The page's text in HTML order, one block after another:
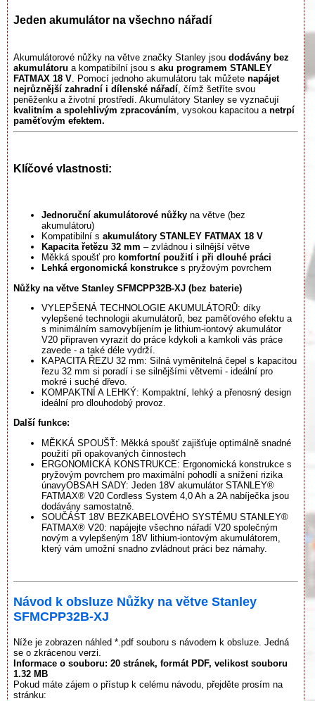
Jeden akumulátor na všechno nářadí
Akumulátorové nůžky na větve značky Stanley jsou dodávány bez
akumulátoru a kompatibilní jsou s aku programem STANLEY
FATMAX 18 V. Pomocí jednoho akumulátoru tak můžete napájet
nejrůznější zahradní i dílenské nářadí, čímž šetříte svou
peněženku a životní prostředí. Akumulátory Stanley se vyznačují
kvalitním a spolehlivým zpracováním, vysokou kapacitou a netrpí
paměťovým efektem.
Klíčové vlastnosti:
Jednoruční akumulátorové nůžky na větve (bez
akumulátoru)
Kompatibilní s akumulátory STANLEY FATMAX 18 V
Kapacita řetězu 32 mm – zvládnou i silnější větve
Měkká spoušť pro komfortní použití i při dlouhé práci
Lehká ergonomická konstrukce s pryžovým povrchem
Nůžky na větve Stanley SFMCPP32B-XJ (bez baterie)
VYLEPŠENÁ TECHNOLOGIE AKUMULÁTORŮ: díky
vylepšené technologii akumulátorů, bez paměťového efektu a
s minimálním samovybíjením je lithium-iontový akumulátor
V20 připraven vyrazit do práce kdykoli a kamkoli vás práce
zavede - a také déle vydrží.
KAPACITA ŘEZU 32 mm: Silná vyměnitelná čepel s kapacitou
řezu 32 mm si poradí i se silnějšími větvemi - ideální pro
mokré i suché dřevo.
KOMPAKTNÍ A LEHKÝ: Kompaktní, lehký a přenosný design
ideální pro dlouhodobý provoz.
Další funkce:
MĚKKÁ SPOUŠŤ: Měkká spoušť zajišťuje optimálně snadné
použití při opakovaných činnostech
ERGONOMICKÁ KONSTRUKCE: Ergonomická konstrukce s
pryžovým povrchem pro maximální pohodlí a snížení rizika
únavyOBSAH SADY: Jeden 18V akumulátor STANLEY®
FATMAX® V20 Cordless System 4,0 Ah a 2A nabíječka jsou
dodávány samostatně.
SOUČÁST 18V BEZKABELOVÉHO SYSTÉMU STANLEY®
FATMAX® V20: napájejte všechno nářadí V20 společným
novým a vylepšeným 18V lithium-iontovým akumulátorem,
který vám umožní snadno zvládnout práci bez námahy.
Návod k obsluze Nůžky na větve Stanley
SFMCPP32B-XJ
Níže je zobrazen náhled *.pdf souboru s návodem k obsluze. Jedná
se o zkrácenou verzi.
Informace o souboru: 20 stránek, formát PDF, velikost souboru
1.32 MB
Pokud máte zájem o přístup k celému návodu, přejděte prosím na
stránku: